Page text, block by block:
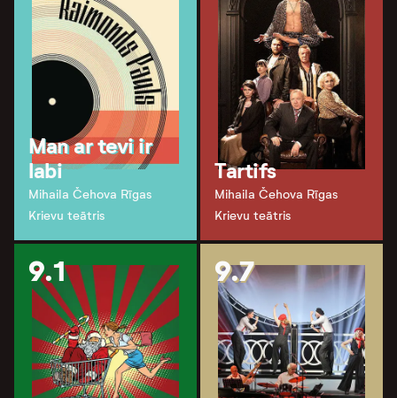
Man ar tevi ir
labi
Mihaila Čehova Rīgas
Krievu teātris
Tartifs
Mihaila Čehova Rīgas
Krievu teātris
9.1 9.7